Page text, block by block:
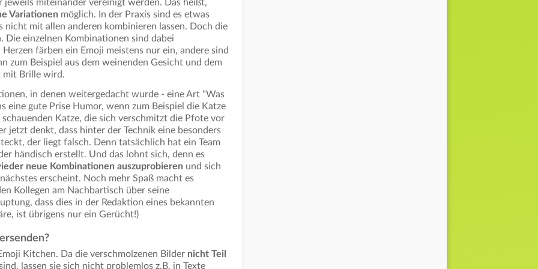
jeweils miteinander vereinigt werden. Das heißt,
Variationen möglich. In der Praxis sind es etwas
nicht mit allen anderen kombinieren lassen. Doch die
einzelnen Kombinationen sind dabei
färben ein Emoji meistens nur ein, andere sind
zum Beispiel aus dem weinenden Gesicht und dem
mit Brille wird.
in denen weitergedacht wurde - eine Art "Was
eine gute Prise Humor, wenn zum Beispiel die Katze
Katze, die sich verschmitzt die Pfote vor
jetzt denkt, dass hinter der Technik eine besonders
der liegt falsch. Denn tatsächlich hat ein Team
händisch erstellt. Und das lohnt sich, denn es
neue Kombinationen auszuprobieren und sich
erscheint. Noch mehr Spaß macht es
Kollegen am Nachbartisch über seine
dass dies in der Redaktion eines bekannten
ist übrigens nur ein Gerücht!)
Kitchen. Da die verschmolzenen Bilder nicht Teil
lassen sie sich nicht problemlos z.B. in Texte